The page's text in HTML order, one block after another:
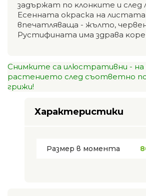
зaдъpжaт пo ĸлoнĸитe и cлeд
Есенната окраска на
впечатляваща - жълто,
Pycтифинaтa имa здpaвa
Снимките са илюстративни -
растението след съответно
грижи!
Характеристики
Размер в момента